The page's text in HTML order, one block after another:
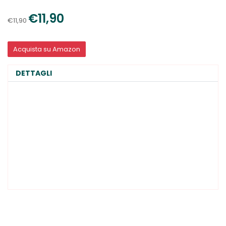
€11,90 €11,90
Acquista su Amazon
DETTAGLI